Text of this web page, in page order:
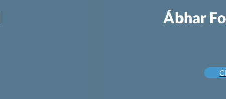
Ábhar